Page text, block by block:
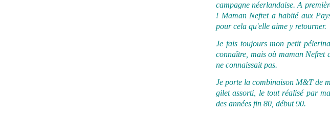
campagne néerlandaise. A
! Maman Nefret a habité aux
pour cela qu'elle aime y retourner.
Je fais toujours mon petit
connaître, mais où maman Nefret
ne connaissait pas.
Je porte la combinaison M&T de
gilet assorti, le tout réalisé par
des années fin 80, début 90.